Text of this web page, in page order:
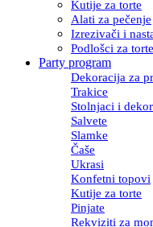
Kutije za torte
Alati za pečenje
Izrezivači i
Podlošci za
Party program
Dekoracija za
Trakice
Stolnjaci i
Salvete
Slamke
Čaše
Ukrasi
Konfetni topovi
Kutije za torte
Pinjate
Rekviziti za